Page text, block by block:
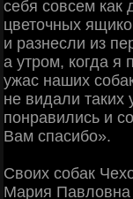
себя совсем как
цветочных
и разнесли из
а утром, когда я
ужас наших
не видали
понравились и
Вам спасибо».
Своих собак
Мария